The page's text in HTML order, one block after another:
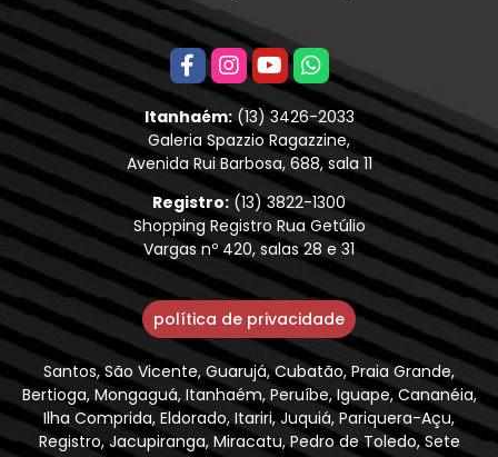
Itanhaém:(13) 3426-2033
Galeria Spazzio Ragazzine,
Avenida Rui Barbosa, 688, sala 11
Registro:(13) 3822-1300
Shopping Registro Rua Getúlio
Vargas nº 420, salas 28 e 31
política de privacidade
Santos, São Vicente, Guarujá, Cubatão, Praia Grande,
Bertioga, Mongaguá, Itanhaém, Peruíbe, Iguape, Cananéia,
Ilha Comprida, Eldorado, Itariri, Juquiá, Pariquera-Açu,
Registro, Jacupiranga, Miracatu, Pedro de Toledo, Sete